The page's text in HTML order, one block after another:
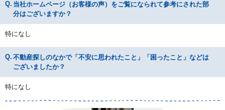
当社ホームページ（お客様の声）をご覧になられて参考にされた部
分はございますか？
特になし
不動産探しのなかで「不安に思われたこと」「困ったこと」などは
ございましたか？
特になし